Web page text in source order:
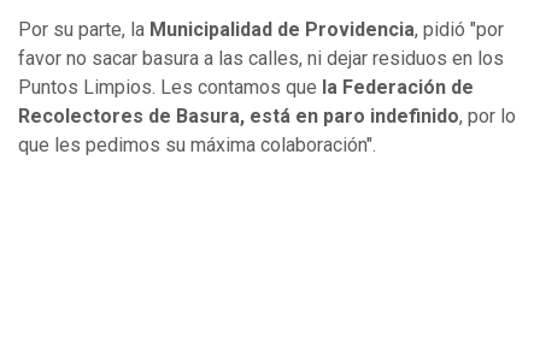
Por su parte, la Municipalidad de Providencia, pidió "por
favor no sacar basura a las calles, ni dejar residuos en los
Puntos Limpios. Les contamos que la Federación de
Recolectores de Basura, está en paro indefinido, por lo
que les pedimos su máxima colaboración".